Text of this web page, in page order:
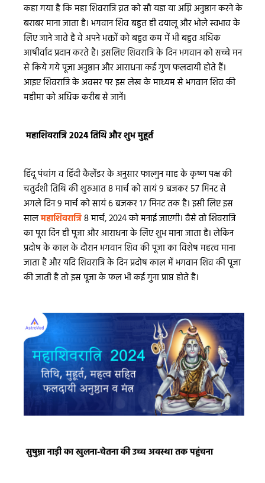
कहा गया है कि महा शिवरात्रि व्रत को सौ यज्ञ या अग्नि अनुष्ठान करने के
बराबर माना जाता है। भगवान शिव बहुत ही दयालू और भोले स्वभाव के
लिए जाने जाते है वे अपने भक्तों को बहुत कम में भी बहुत अधिक
आषीर्वाद प्रदान करते है। इसलिए शिवरात्रि के दिन भगवान को सच्चे मन
से किये गये पूजा अनुष्ठान और आराधना कई गुण फलदायी होते हैं।
आइए शिवरात्रि के अवसर पर इस लेख के माध्यम से भगवान शिव की
महीमा को अधिक करीब से जानें।
महाशिवरात्रि 2024 तिथि और शुभ मुहूर्त
हिंदू पंचांग व हिंदी कैलेंडर के अनुसार फाल्गुन माह के कृष्ण पक्ष की
चतुर्दशी तिथि की शुरुआत 8 मार्च को सायं 9 बजकर 57 मिनट से
अगले दिन 9 मार्च को सायं 6 बजकर 17 मिनट तक है। इसी लिए इस
सालमहाशिवरात्रि8 मार्च, 2024 को मनाई जाएगी। वैसे तो शिवरात्रि
का पूरा दिन ही पूजा और आराधना के लिए शुभ माना जाता है। लेकिन
प्रदोष के काल के दौरान भगवान शिव की पूजा का विशेष महत्व माना
जाता है और यदि शिवरात्रि के दिन प्रदोष काल में भगवान शिव की पूजा
की जाती है तो इस पूजा के फल भी कई गुना प्राप्त होते है।
सुषुम्ना नाड़ी का खुलना-चेतना की उच्च अवस्था तक पहुंचना